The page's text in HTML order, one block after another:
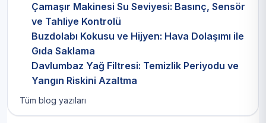
Çamaşır Makinesi Su Seviyesi: Basınç, Sensör
ve Tahliye Kontrolü
Buzdolabı Kokusu ve Hijyen: Hava Dolaşımı ile
Gıda Saklama
Davlumbaz Yağ Filtresi: Temizlik Periyodu ve
Yangın Riskini Azaltma
Tüm blog yazıları